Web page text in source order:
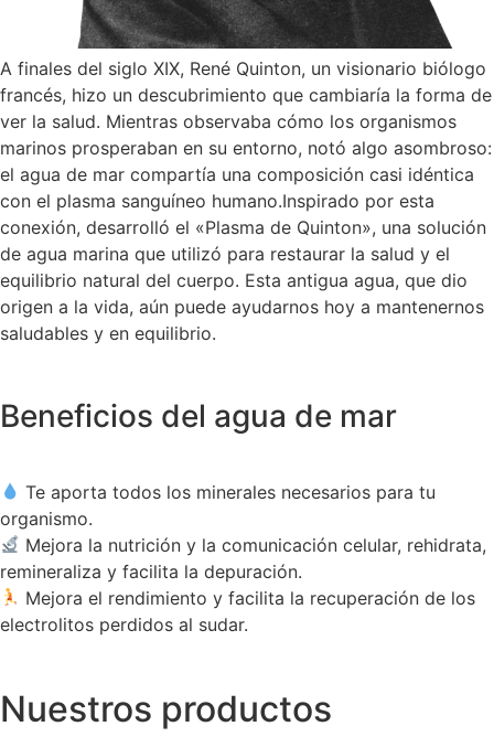
A finales del siglo XIX, René Quinton, un visionario biólogo
francés, hizo un descubrimiento que cambiaría la forma de
ver la salud. Mientras observaba cómo los organismos
marinos prosperaban en su entorno, notó algo asombroso:
el agua de mar compartía una composición casi idéntica
con el plasma sanguíneo humano.Inspirado por esta
conexión, desarrolló el «Plasma de Quinton», una solución
de agua marina que utilizó para restaurar la salud y el
equilibrio natural del cuerpo. Esta antigua agua, que dio
origen a la vida, aún puede ayudarnos hoy a mantenernos
saludables y en equilibrio.
Beneficios del agua de mar
Te aporta todos los minerales necesarios para tu
organismo.
Mejora la nutrición y la comunicación celular, rehidrata,
remineraliza y facilita la depuración.
Mejora el rendimiento y facilita la recuperación de los
electrolitos perdidos al sudar.
Nuestros productos